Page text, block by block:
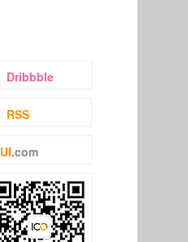
Dribbble
RSS
UI.com